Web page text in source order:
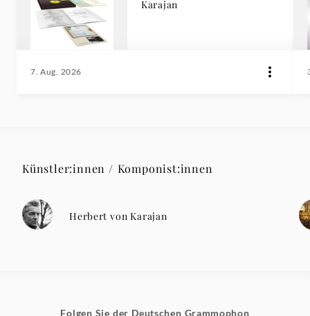
Karajan
7. Aug. 2026
Künstler:innen / Komponist:innen
Herbert von Karajan
Folgen Sie der Deutschen Grammophon